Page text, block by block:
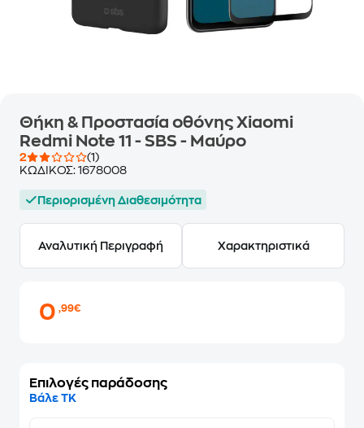
Θήκη & Προστασία οθόνης Xiaomi
Redmi Note 11 - SBS - Μαύρο
2
(1)
ΚΩΔΙΚΟΣ: 1678008
Περιορισμένη Διαθεσιμότητα
Αναλυτική Περιγραφή Χαρακτηριστικά
0,99€
Επιλογές παράδοσης
Βάλε ΤΚ